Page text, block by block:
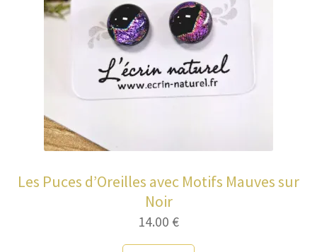
Les Puces d’Oreilles avec Motifs Mauves sur
Noir
14.00 €